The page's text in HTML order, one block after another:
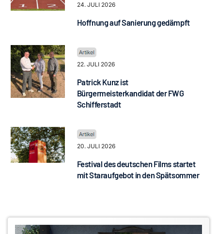
24. JULI 2026
Hoffnung auf Sanierung gedämpft
22. JULI 2026
Patrick Kunz ist
Bürgermeisterkandidat der FWG
Schifferstadt
20. JULI 2026
Festival des deutschen Films startet
mit Staraufgebot in den Spätsommer